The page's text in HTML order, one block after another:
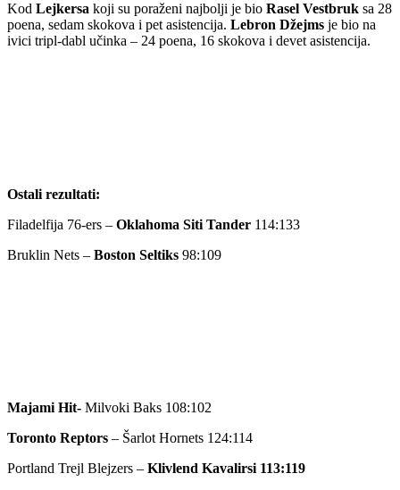
Kod Lejkersa koji su poraženi najbolji je bio Rasel Vestbruk sa 28
poena, sedam skokova i pet asistencija. Lebron Džejms je bio na
ivici tripl-dabl učinka – 24 poena, 16 skokova i devet asistencija.
Ostali rezultati:
Filadelfija 76-ers – Oklahoma Siti Tander 114:133
Bruklin Nets – Boston Seltiks 98:109
Majami Hit- Milvoki Baks 108:102
Toronto Reptors – Šarlot Hornets 124:114
Portland Trejl Blejzers – Klivlend Kavalirsi 113:119